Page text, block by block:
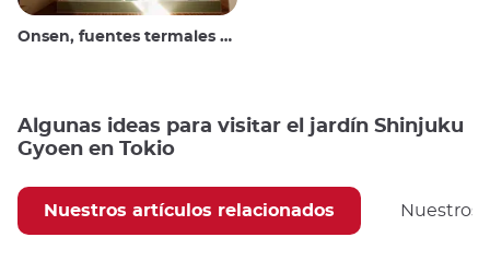
Onsen, fuentes termales y baños públicos
Algunas ideas para visitar el jardín Shinjuku
Gyoen en Tokio
Nuestros artículos relacionados Nuestros